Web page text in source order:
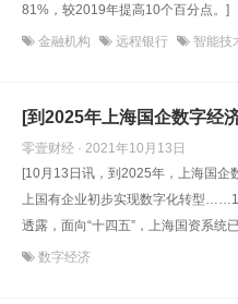
81%，较2019年提高10个百分点。]
金融机构 远程银行 智能技
[到2025年上海国企数字经
零壹财经 · 2021年10月13日
[10月13日讯，到2025年，上海国企
上国有企业初步实现数字化转型
透露，面向“十四五”，上海国资系统
数字经济